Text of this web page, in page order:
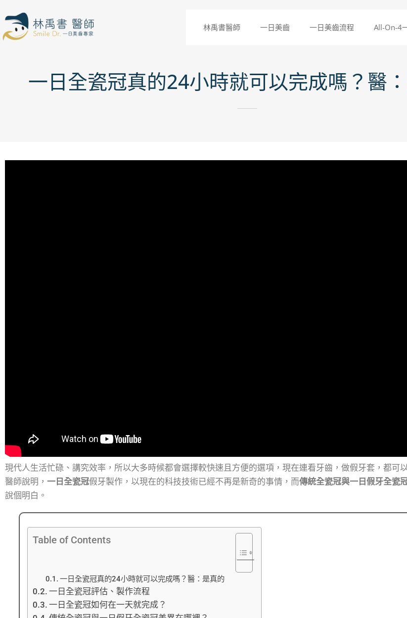
林禹書醫師 一日美齒 一日美齒流程 All-On-4
一日全瓷冠真的24小時就可以完成嗎？醫
現代人生活忙碌、講究效率，所以大多時候都會選擇較快速且方便的選項，現在連看牙齒，做假牙套，都可
醫師說明， 一日全瓷冠假牙製作，以現在的科技技術已經不再是新奇的事情，而傳統全瓷冠與一日假牙全瓷
說個明白。
Table of Contents
一日全瓷冠真的24小時就可以完成嗎？醫：是真的
一日全瓷冠評估、製作流程
一日全瓷冠如何在一天就完成？